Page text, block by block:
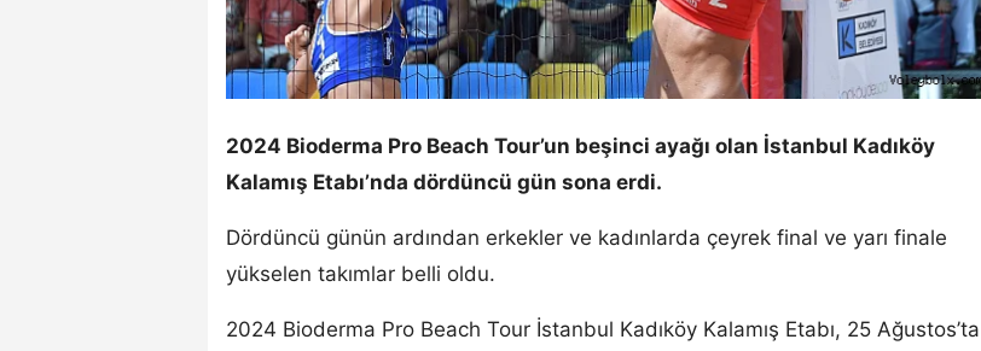
2024 Bioderma Pro Beach Tour’un beşinci ayağı olan İstanbul Kadıköy
Kalamış Etabı’nda dördüncü gün sona erdi.
Dördüncü günün ardından erkekler ve kadınlarda çeyrek final ve yarı finale
yükselen takımlar belli oldu.
2024 Bioderma Pro Beach Tour İstanbul Kadıköy Kalamış Etabı, 25 Ağustos’ta